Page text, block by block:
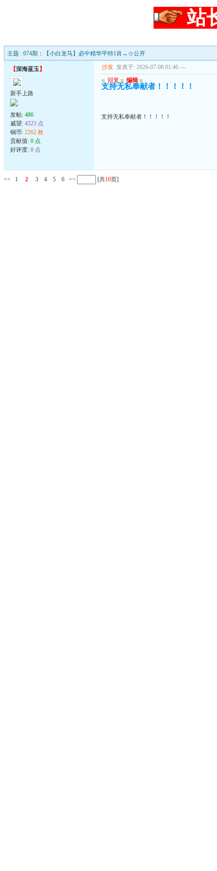
站
主题 : 074期：【小白龙马】必中精华平特1肖→☆公开
【深海蓝玉】
新手上路
发帖: 486
威望: 4523 点
铜币: 2262 枚
贡献值: 0 点
好评度: 0 点
沙发 发表于: 2026-07-08 01:46 ---
u 回复 u 编辑 u
支持无私奉献者！！！！！
支持无私奉献者！！！！！
<< 1 2 3 4 5 6 >> [共10页]